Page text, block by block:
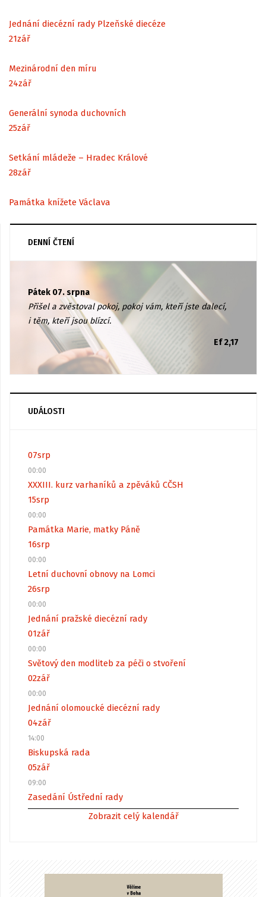
Jednání diecézní rady Plzeňské diecéze
21zář
Mezinárodní den míru
24zář
Generální synoda duchovních
25zář
Setkání mládeže – Hradec Králové
28zář
Památka knížete Václava
DENNÍ ČTENÍ
Pátek 07. srpna
Přišel a zvěstoval pokoj, pokoj vám, kteří jste dalecí,
i těm, kteří jsou blízcí.
Ef 2,17
UDÁLOSTI
07srp
00:00
XXXIII. kurz varhaníků a zpěváků CČSH
15srp
00:00
Památka Marie, matky Páně
16srp
00:00
Letní duchovní obnovy na Lomci
26srp
00:00
Jednání pražské diecézní rady
01zář
00:00
Světový den modliteb za péči o stvoření
02zář
00:00
Jednání olomoucké diecézní rady
04zář
14:00
Biskupská rada
05zář
09:00
Zasedání Ústřední rady
Zobrazit celý kalendář